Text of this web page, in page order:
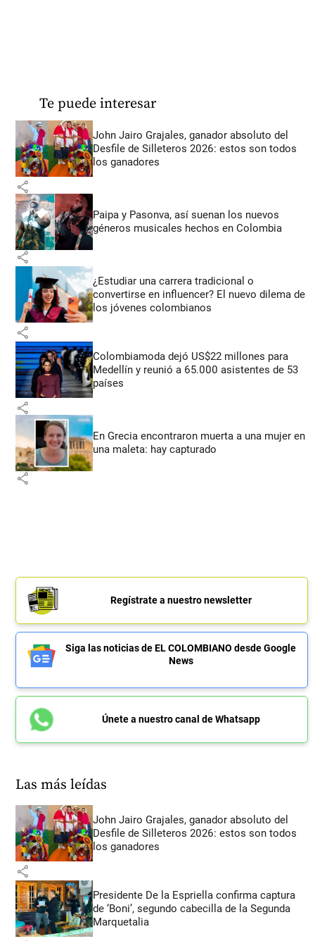
Te puede interesar
John Jairo Grajales, ganador absoluto del
Desfile de Silleteros 2026: estos son todos
los ganadores
share
Paipa y Pasonva, así suenan los nuevos
géneros musicales hechos en Colombia
share
¿Estudiar una carrera tradicional o
convertirse en influencer? El nuevo dilema de
los jóvenes colombianos
share
Colombiamoda dejó US$22 millones para
Medellín y reunió a 65.000 asistentes de 53
países
share
En Grecia encontraron muerta a una mujer en
una maleta: hay capturado
share
Regístrate a nuestro newsletter
Siga las noticias de EL COLOMBIANO desde Google
News
Únete a nuestro canal de Whatsapp
Las más leídas
John Jairo Grajales, ganador absoluto del
Desfile de Silleteros 2026: estos son todos
los ganadores
share
Presidente De la Espriella confirma captura
de ‘Boni’, segundo cabecilla de la Segunda
Marquetalia